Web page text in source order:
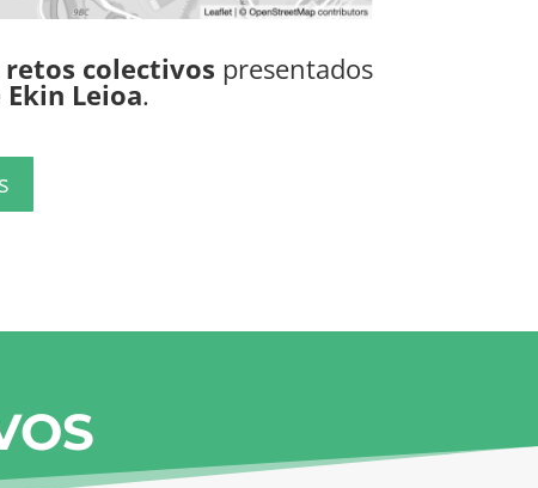
retos colectivos presentados
Leioa.